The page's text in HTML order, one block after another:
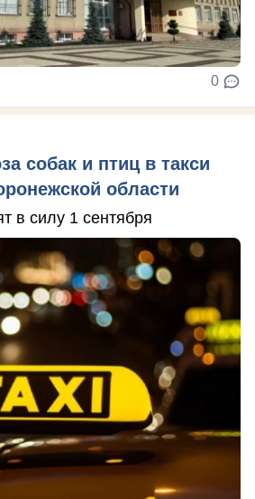
0
собак и птиц в такси
области
в силу 1 сентября